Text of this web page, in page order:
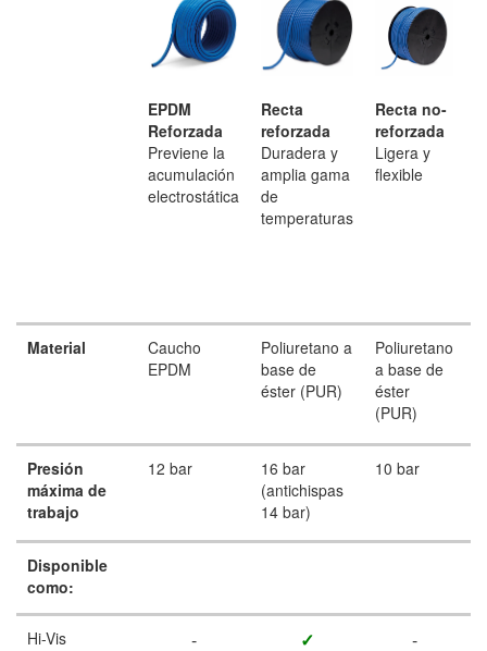
EPDM
Reforzada
Previene la
acumulación
electrostática
Recta
reforzada
Duradera y
amplia gama
de
temperaturas
Recta no-
reforzada
Ligera y
flexible
Material
Caucho
EPDM
Poliuretano a
base de
éster (PUR)
Poliuretano
a base de
éster
(PUR)
Presión
máxima de
trabajo
12 bar
16 bar
(antichispas
14 bar)
10 bar
Disponible
como:
Hi-Vis - ✓ -